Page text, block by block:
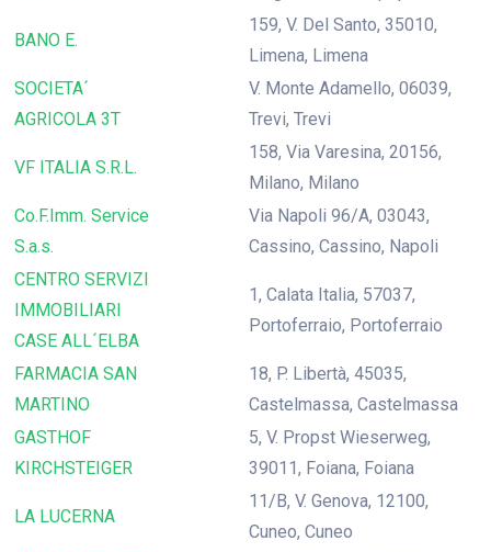
BANO E.
159, V. Del Santo, 35010,
Limena, Limena
SOCIETA´
AGRICOLA 3T
V. Monte Adamello, 06039,
Trevi, Trevi
VF ITALIA S.R.L.
158, Via Varesina, 20156,
Milano, Milano
Co.F.Imm. Service
S.a.s.
Via Napoli 96/A, 03043,
Cassino, Cassino, Napoli
CENTRO SERVIZI
IMMOBILIARI
CASE ALL´ELBA
1, Calata Italia, 57037,
Portoferraio, Portoferraio
FARMACIA SAN
MARTINO
18, P. Libertà, 45035,
Castelmassa, Castelmassa
GASTHOF
KIRCHSTEIGER
5, V. Propst Wieserweg,
39011, Foiana, Foiana
LA LUCERNA
11/B, V. Genova, 12100,
Cuneo, Cuneo